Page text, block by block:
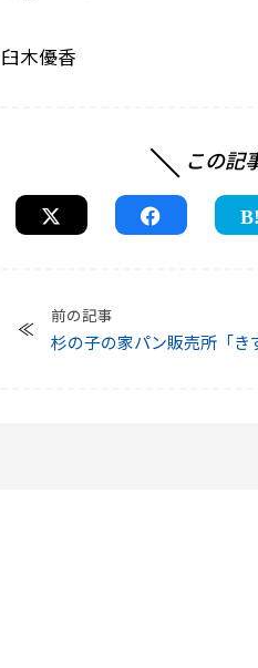
臼木優香
この記
前の記事
杉の子の家パン販売所「き